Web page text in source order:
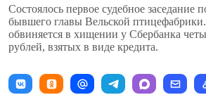
Состоялось первое судебное заседание
бывшего главы Вельской
обвиняется в хищении у Сбербанка
рублей, взятых в виде кредита.